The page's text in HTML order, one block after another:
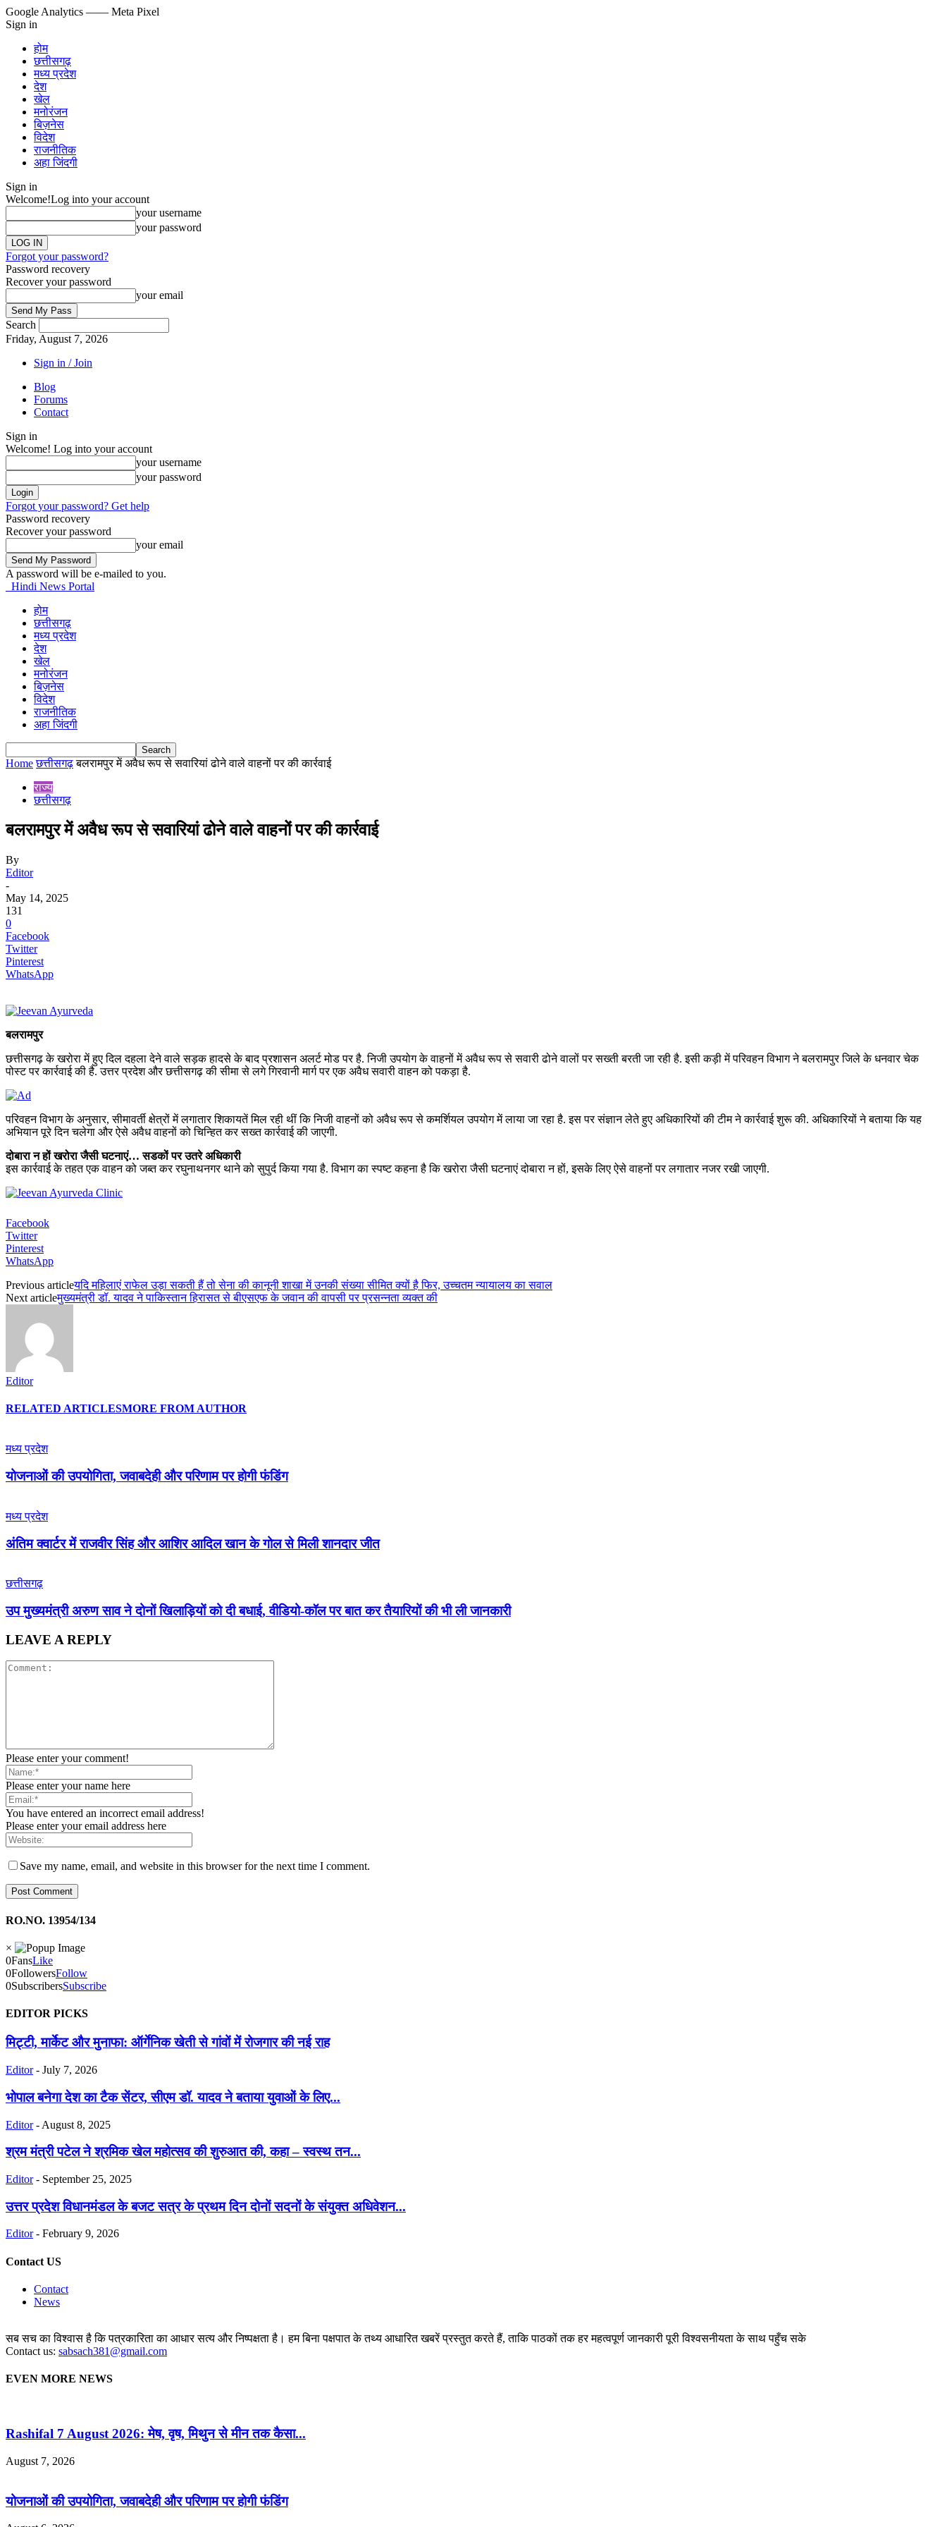
Google Analytics —— Meta Pixel
Sign in
होम
छत्तीसगढ़
मध्य प्रदेश
देश
खेल
मनोरंजन
बिज़नेस
विदेश
राजनीतिक
अहा जिंदगी
Sign in
Welcome!Log into your account
your username
your password
Forgot your password?
Password recovery
Recover your password
your email
Search
Friday, August 7, 2026
Sign in / Join
Blog
Forums
Contact
Sign in
Welcome! Log into your account
your username
your password
Forgot your password? Get help
Password recovery
Recover your password
your email
A password will be e-mailed to you.
Hindi News Portal
होम
छत्तीसगढ़
मध्य प्रदेश
देश
खेल
मनोरंजन
बिज़नेस
विदेश
राजनीतिक
अहा जिंदगी
Home छत्तीसगढ़ बलरामपुर में अवैध रूप से सवारियां ढोने वाले वाहनों पर की कार्रवाई
राज्य
छत्तीसगढ़
बलरामपुर में अवैध रूप से सवारियां ढोने वाले वाहनों पर की कार्रवाई
By
Editor
-
May 14, 2025
131
0
Facebook
Twitter
Pinterest
WhatsApp
बलरामपुर
छत्तीसगढ़ के खरोरा में हुए दिल दहला देने वाले सड़क हादसे के बाद प्रशासन अलर्ट मोड पर है. निजी उपयोग के वाहनों में अवैध रूप से सवारी ढोने वालों पर सख्ती बरती जा रही है. इसी कड़ी में परिवहन विभाग ने बलरामपुर जिले के धनवार चेक
पोस्ट पर कार्रवाई की है. उत्तर प्रदेश और छत्तीसगढ़ की सीमा से लगे गिरवानी मार्ग पर एक अवैध सवारी वाहन को पकड़ा है.
परिवहन विभाग के अनुसार, सीमावर्ती क्षेत्रों में लगातार शिकायतें मिल रही थीं कि निजी वाहनों को अवैध रूप से कमर्शियल उपयोग में लाया जा रहा है. इस पर संज्ञान लेते हुए अधिकारियों की टीम ने कार्रवाई शुरू की. अधिकारियों ने बताया कि यह
अभियान पूरे दिन चलेगा और ऐसे अवैध वाहनों को चिन्हित कर सख्त कार्रवाई की जाएगी.
दोबारा न हों खरोरा जैसी घटनाएं… सडकों पर उतरे अधिकारी
इस कार्रवाई के तहत एक वाहन को जब्त कर रघुनाथनगर थाने को सुपुर्द किया गया है. विभाग का स्पष्ट कहना है कि खरोरा जैसी घटनाएं दोबारा न हों, इसके लिए ऐसे वाहनों पर लगातार नजर रखी जाएगी.
Facebook
Twitter
Pinterest
WhatsApp
Previous articleयदि महिलाएं राफेल उड़ा सकती हैं तो सेना की कानूनी शाखा में उनकी संख्या सीमित क्यों है फिर, उच्चतम न्यायालय का सवाल
Next articleमुख्यमंत्री डॉ. यादव ने पाकिस्तान हिरासत से बीएसएफ के जवान की वापसी पर प्रसन्नता व्यक्त की
Editor
RELATED ARTICLESMORE FROM AUTHOR
मध्य प्रदेश
योजनाओं की उपयोगिता, जवाबदेही और परिणाम पर होगी फंडिंग
मध्य प्रदेश
अंतिम क्वार्टर में राजवीर सिंह और आशिर आदिल खान के गोल से मिली शानदार जीत
छत्तीसगढ़
उप मुख्यमंत्री अरुण साव ने दोनों खिलाड़ियों को दी बधाई, वीडियो-कॉल पर बात कर तैयारियों की भी ली जानकारी
LEAVE A REPLY
Please enter your comment!
Please enter your name here
You have entered an incorrect email address!
Please enter your email address here
Save my name, email, and website in this browser for the next time I comment.
RO.NO. 13954/134
×
0FansLike
0FollowersFollow
0SubscribersSubscribe
EDITOR PICKS
मिट्टी, मार्केट और मुनाफा: ऑर्गेनिक खेती से गांवों में रोजगार की नई राह
Editor - July 7, 2026
भोपाल बनेगा देश का टैक सेंटर, सीएम डॉ. यादव ने बताया युवाओं के लिए...
Editor - August 8, 2025
श्रम मंत्री पटेल ने श्रमिक खेल महोत्सव की शुरुआत की, कहा – स्वस्थ तन...
Editor - September 25, 2025
उत्तर प्रदेश विधानमंडल के बजट सत्र के प्रथम दिन दोनों सदनों के संयुक्त अधिवेशन...
Editor - February 9, 2026
Contact US
Contact
News
सब सच का विश्वास है कि पत्रकारिता का आधार सत्य और निष्पक्षता है। हम बिना पक्षपात के तथ्य आधारित खबरें प्रस्तुत करते हैं, ताकि पाठकों तक हर महत्वपूर्ण जानकारी पूरी विश्वसनीयता के साथ पहुँच सके
Contact us: sabsach381@gmail.com
EVEN MORE NEWS
Rashifal 7 August 2026: मेष, वृष, मिथुन से मीन तक कैसा...
August 7, 2026
योजनाओं की उपयोगिता, जवाबदेही और परिणाम पर होगी फंडिंग